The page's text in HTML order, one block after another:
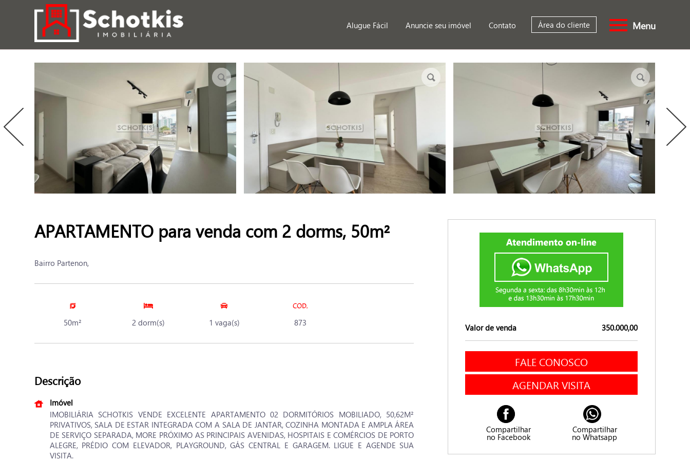
Menu
Área do cliente
Alugue Fácil Anuncie seu imóvel Contato
APARTAMENTO para venda com 2 dorms, 50m²
Bairro Partenon,
50m² 2 dorm(s) 1 vaga(s) 873
Descrição
Imóvel
IMOBILIÁRIA SCHOTKIS VENDE EXCELENTE APARTAMENTO 02 DORMITÓRIOS MOBILIADO, 50,62M²
PRIVATIVOS, SALA DE ESTAR INTEGRADA COM A SALA DE JANTAR, COZINHA MONTADA E AMPLA ÁREA
DE SERVIÇO SEPARADA, MORE PRÓXIMO AS PRINCIPAIS AVENIDAS, HOSPITAIS E COMÉRCIOS DE PORTO
ALEGRE, PRÉDIO COM ELEVADOR, PLAYGROUND, GÁS CENTRAL E GARAGEM. LIGUE E AGENDE SUA
VISITA.
Valor de venda 350.000,00
FALE CONOSCO
AGENDAR VISITA
Compartilhar
no Facebook
Compartilhar
no Whatsapp